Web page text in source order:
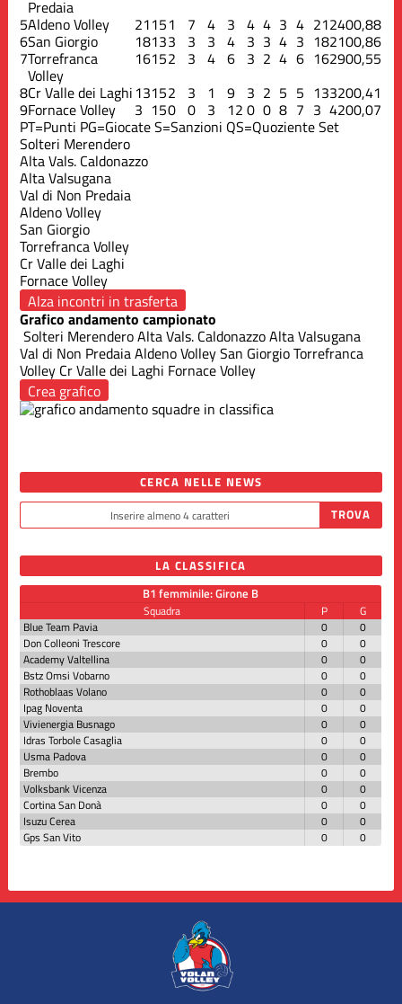
Predaia
5Aldeno Volley 21151 7 4 3 4 4 3 4 212400,88
6San Giorgio 18133 3 3 4 3 3 4 3 182100,86
7Torrefranca
Volley
16152 3 4 6 3 2 4 6 162900,55
8Cr Valle dei Laghi 13152 3 1 9 3 2 5 5 133200,41
9Fornace Volley 3 150 0 3 12 0 0 8 7 3 4200,07
PT=Punti PG=GiocateS=Sanzioni QS=Quoziente Set
Solteri Merendero
Alta Vals. Caldonazzo
Alta Valsugana
Val di Non Predaia
Aldeno Volley
San Giorgio
Torrefranca Volley
Cr Valle dei Laghi
Fornace Volley
Alza incontri in trasferta
Grafico andamento campionato
Solteri MerenderoAlta Vals. CaldonazzoAlta Valsugana
Val di Non PredaiaAldeno VolleySan GiorgioTorrefranca
Volley Cr Valle dei Laghi Fornace Volley
Crea grafico
CERCA NELLE NEWS
LA CLASSIFICA
B1 femminile: Girone B
Squadra P
G
Blue Team Pavia
0
0
Don Colleoni Trescore
0
0
Academy Valtellina
0
0
Bstz Omsi Vobarno
0
0
Rothoblaas Volano
0
0
Ipag Noventa
0
0
Vivienergia Busnago
0
0
Idras Torbole Casaglia
0
0
Usma Padova
0
0
Brembo
0
0
Volksbank Vicenza
0
0
Cortina San Donà
0
0
Isuzu Cerea
0
0
Gps San Vito
0 0